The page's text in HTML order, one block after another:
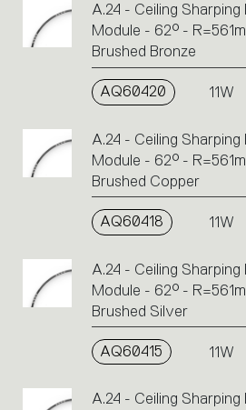
A.24 - Ceiling
Module - 62° -
Brushed Bronze
AQ60420 11W
A.24 - Ceiling
Module - 62° -
Brushed Copper
AQ60418 11W
A.24 - Ceiling
Module - 62° -
Brushed Silver
AQ60415 11W
A.24 - Ceiling